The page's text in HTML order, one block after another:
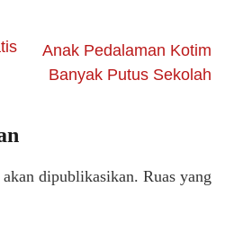
Anak Pedalaman Kotim
Banyak Putus Sekolah
dipublikasikan. Ruas yang